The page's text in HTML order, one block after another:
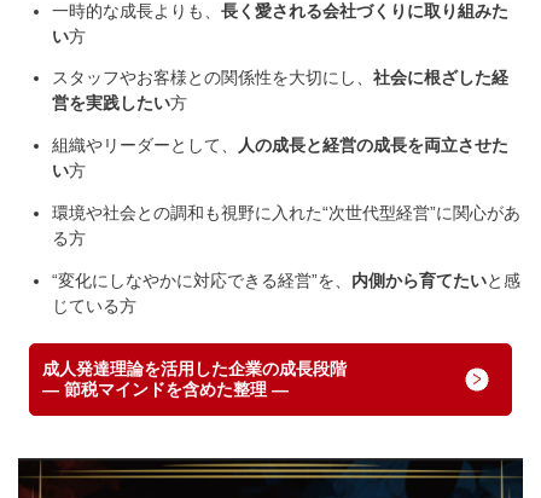
一時的な成長よりも、 長く愛される会社づくりに取り組みた
い方
スタッフやお客様との関係性を大切にし、 社会に根ざした経
営を実践したい方
組織やリーダーとして、
人の成長と経営の成長を両立させた
い方
環境や社会との調和も視野に入れた“次世代型経営”に関心があ
る方
“変化にしなやかに対応できる経営”を、 内側から育てたいと感
じている方
成人発達理論を活用した企業の成長段階
― 節税マインドを含めた整理 ―